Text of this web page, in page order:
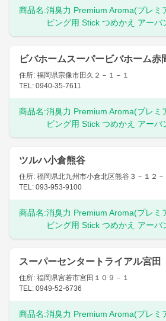
商品名:消臭力 Premium Aroma(プレミ
ビング用 Stick つめかえ アーバ
ビバホームスーパービバホーム赤
住所: 福岡県宗像市田久２－１－１
TEL: 0940-35-7611
商品名:消臭力 Premium Aroma(プレミ
ビング用 Stick つめかえ アーバ
ツルハ小倉熊谷
住所: 福岡県北九州市小倉北区熊谷３－１２－
TEL: 093-953-9100
商品名:消臭力 Premium Aroma(プレミ
ビング用 Stick つめかえ アーバ
スーパーセンタートライアル宮田
住所: 福岡県宮若市宮田１０９－１
TEL: 0949-52-6736
商品名:消臭力 Premium Aroma(プレミ